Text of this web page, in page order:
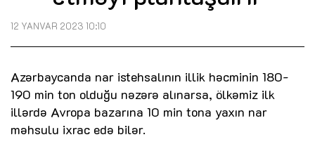
12 YANVAR 2023 10:10
Azərbaycanda nar istehsalının illik həcminin 180-
190 min ton olduğu nəzərə alınarsa, ölkəmiz ilk
illərdə Avropa bazarına 10 min tona yaxın nar
məhsulu ixrac edə bilər.